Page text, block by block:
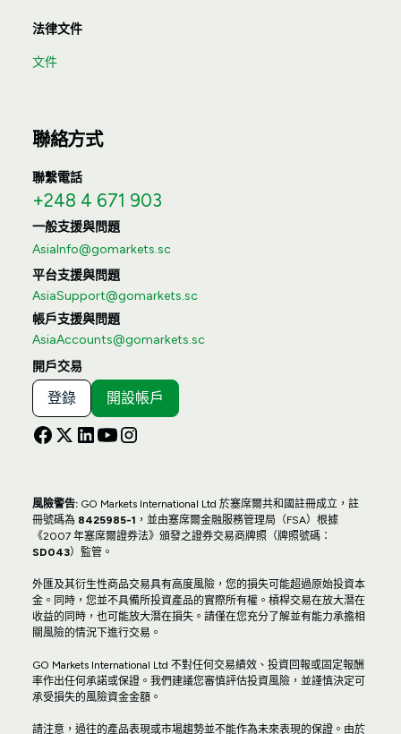
法律文件
文件
聯絡方式
聯繫電話
+248 4 671 903
一般支援與問題
AsiaInfo@gomarkets.sc
平台支援與問題
AsiaSupport@gomarkets.sc
帳戶支援與問題
AsiaAccounts@gomarkets.sc
開戶交易
登錄 開設帳戶
風險警告:GO Markets International Ltd 於塞席爾共和國註冊成立，註
冊號碼為 8425985-1 ，並由塞席爾金融服務管理局（FSA）根據
《2007 年塞席爾證券法》頒發之證券交易商牌照（牌照號碼：
SD043）監管。
外匯及其衍生性商品交易具有高度風險，您的損失可能超過原始投資本
金。同時，您並不具備所投資產品的實際所有權。槓桿交易在放大潛在
收益的同時，也可能放大潛在損失。請僅在您充分了解並有能力承擔相
關風險的情況下進行交易。
GO Markets International Ltd 不對任何交易績效、投資回報或固定報酬
率作出任何承諾或保證。我們建議您審慎評估投資風險，並謹慎決定可
承受損失的風險資金金額。
請注意，過往的產品表現或市場趨勢並不能作為未來表現的保證。由於